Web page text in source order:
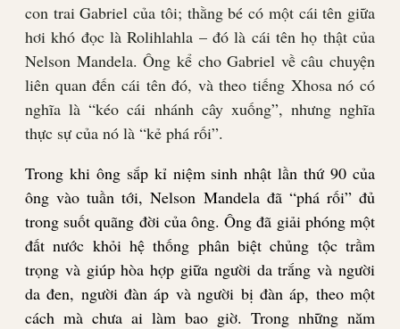
con trai Gabriel của tôi; thằng bé có một cái tên giữa
hơi khó đọc là Rolihlahla – đó là cái tên họ thật của
Nelson Mandela. Ông kể cho Gabriel về câu chuyện
liên quan đến cái tên đó, và theo tiếng Xhosa nó có
nghĩa là “kéo cái nhánh cây xuống”, nhưng nghĩa
thực sự của nó là “kẻ phá rối”.
Trong khi ông sắp kỉ niệm sinh nhật lần thứ 90 của
ông vào tuần tới, Nelson Mandela đã “phá rối” đủ
trong suốt quãng đời của ông. Ông đã giải phóng một
đất nước khỏi hệ thống phân biệt chủng tộc trầm
trọng và giúp hòa hợp giữa người da trắng và người
da đen, người đàn áp và người bị đàn áp, theo một
cách mà chưa ai làm bao giờ. Trong những năm